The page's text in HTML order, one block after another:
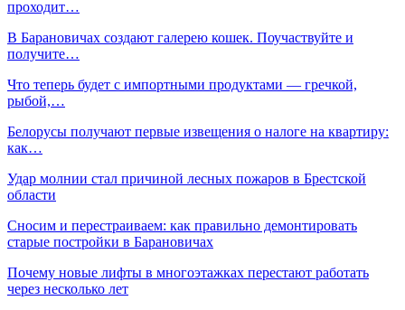
проходит…
В Барановичах создают галерею кошек. Поучаствуйте и
получите…
Что теперь будет с импортными продуктами — гречкой,
рыбой,…
Белорусы получают первые извещения о налоге на квартиру:
как…
Удар молнии стал причиной лесных пожаров в Брестской
области
Сносим и перестраиваем: как правильно демонтировать
старые постройки в Барановичах
Почему новые лифты в многоэтажках перестают работать
через несколько лет